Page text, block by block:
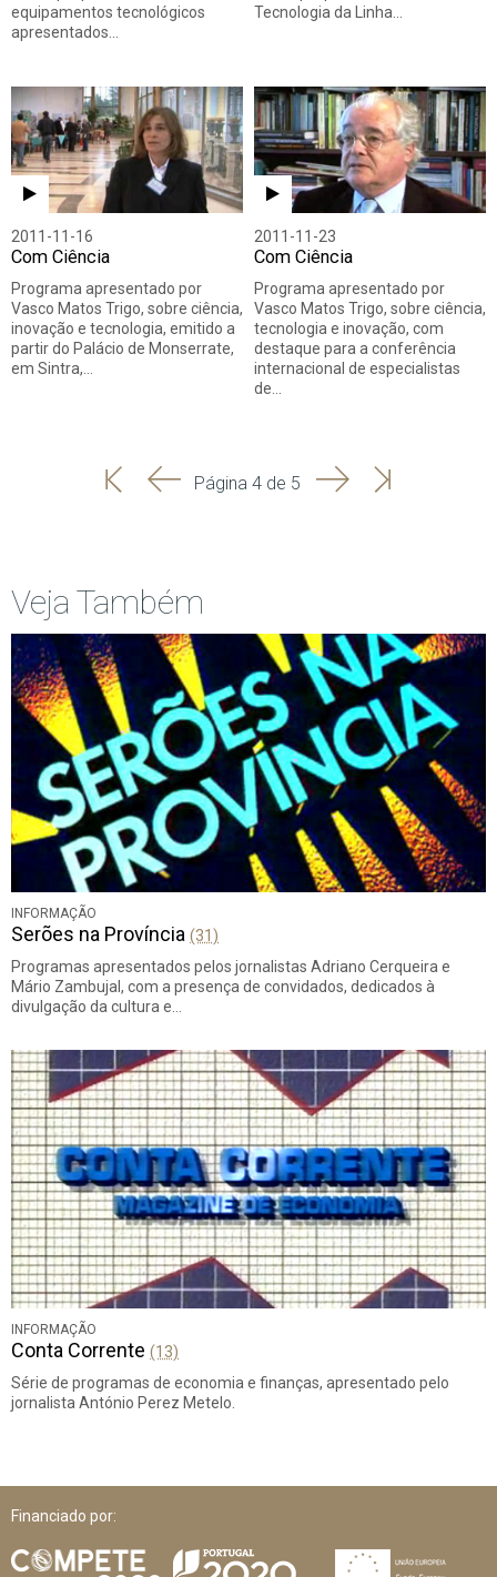
equipamentos tecnológicos
apresentados…
Tecnologia da Linha…
2011-11-16
Com Ciência
Programa apresentado por
Vasco Matos Trigo, sobre ciência,
inovação e tecnologia, emitido a
partir do Palácio de Monserrate,
em Sintra,…
2011-11-23
Com Ciência
Programa apresentado por
Vasco Matos Trigo, sobre ciência,
tecnologia e inovação, com
destaque para a conferência
internacional de especialistas
de…
'
'
Página 4 de 5 SeguinteÚltima
Veja Também
INFORMAÇÃO
Serões na Província (31)
Programas apresentados pelos jornalistas Adriano Cerqueira e
Mário Zambujal, com a presença de convidados, dedicados à
divulgação da cultura e…
INFORMAÇÃO
Conta Corrente (13)
Série de programas de economia e finanças, apresentado pelo
jornalista António Perez Metelo.
Financiado por: